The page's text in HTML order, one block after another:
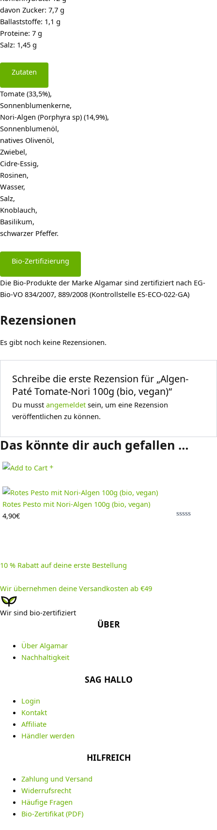
davon Zucker: 7,7 g
Ballaststoffe: 1,1 g
Proteine: 7 g
Salz: 1,45 g
Zutaten
Tomate (33,5%),
Sonnenblumenkerne,
Nori-Algen (Porphyra sp) (14,9%),
Sonnenblumenöl,
natives Olivenöl,
Zwiebel,
Cidre-Essig,
Rosinen,
Wasser,
Salz,
Knoblauch,
Basilikum,
schwarzer Pfeffer.
Bio-Zertifizierung
Die Bio-Produkte der Marke Algamar sind zertifiziert nach EG-
Bio-VO 834/2007, 889/2008 (Kontrollstelle ES-ECO-022-GA)
Rezensionen
Es gibt noch keine Rezensionen.
Schreibe die erste Rezension für „Algen-
Paté Tomate-Nori 100g (bio, vegan)“
Du musstangemeldet sein, um eine Rezension
veröffentlichen zu können.
Das könnte dir auch gefallen …
+
Rotes Pesto mit Nori-Algen 100g (bio, vegan)
4,90€
10 % Rabatt auf deine erste Bestellung
Wir übernehmen deine Versandkosten ab €49
Wir sind bio-zertifiziert
ÜBER
Über Algamar
Nachhaltigkeit
SAG HALLO
Login
Kontakt
Affiliate
Händler werden
HILFREICH
Zahlung und Versand
Widerrufsrecht
Häufige Fragen
Bio-Zertifikat (PDF)